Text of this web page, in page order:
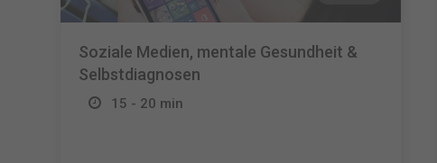
Soziale Medien, mentale Gesundheit &
Selbstdiagnosen
15 - 20 min